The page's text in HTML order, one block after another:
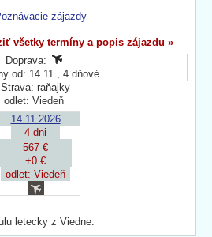
zájazdy
všetky termíny a popis zájazdu »
Doprava:
od: 14.11., 4 dňové
Strava: raňajky
odlet: Viedeň
14.11.2026
4 dni
567 €
+0 €
odlet: Viedeň
letecky z Viedne.